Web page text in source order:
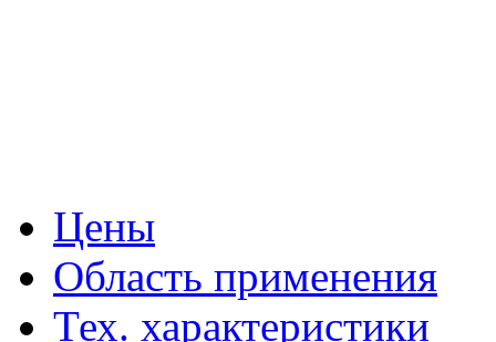
Цены
Область применения
Тех. характеристики